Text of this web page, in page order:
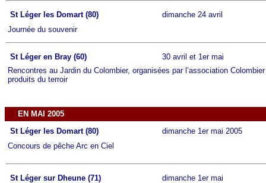
St Léger les Domart (80)
dimanche 24 avril
Journée du souvenir
St Léger en Bray (60)
30 avril et 1er mai
Rencontres au Jardin du Colombier, organisées par l’association
produits du terroir
EN MAI 2005
St Léger les Domart (80)
dimanche 1er mai 2005
Concours de pêche Arc en Ciel
St Léger sur Dheune (71)
dimanche 1er mai